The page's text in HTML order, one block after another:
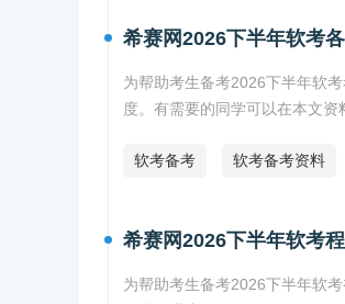
希赛网2026下半年软考
为帮助考生备考2026下半年软
度。有需要的同学可以在本文资
软考备考 软考备考资料
希赛网2026下半年软考
为帮助考生备考2026下半年软